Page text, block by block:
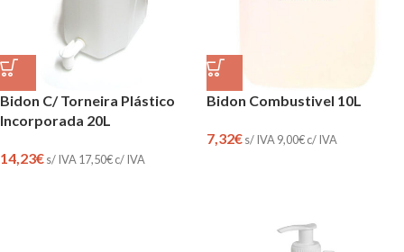
Bidon C/ Torneira Plástico
Incorporada 20L
14,23€s/ IVA 17,50€c/ IVA
Bidon Combustivel 10L
7,32€s/ IVA 9,00€c/ IVA